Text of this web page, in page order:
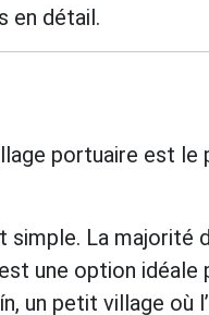
en détail.
portuaire est le
La majorité
une option idéale
un petit village où